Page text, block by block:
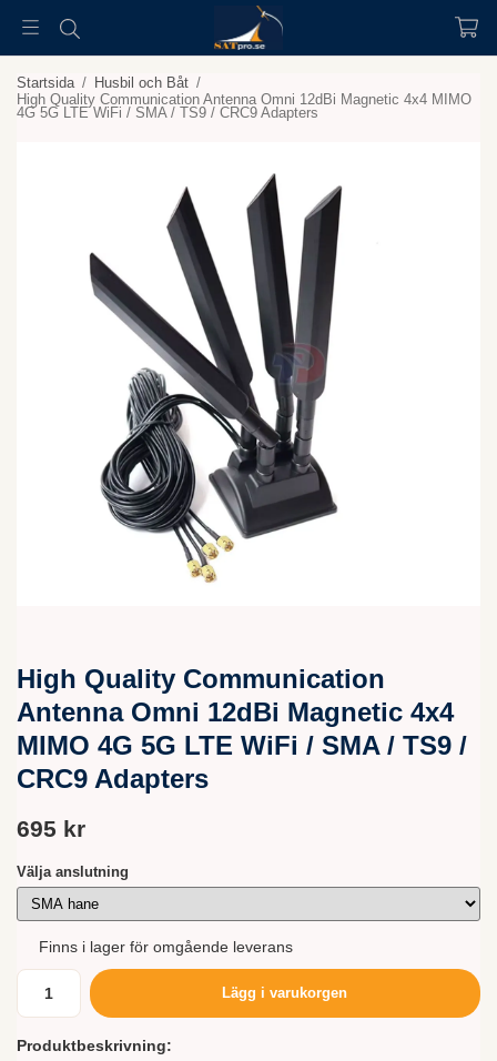
Startsida / Husbil och Båt /
High Quality Communication Antenna Omni 12dBi Magnetic 4x4 MIMO
4G 5G LTE WiFi / SMA / TS9 / CRC9 Adapters
High Quality Communication
Antenna Omni 12dBi Magnetic 4x4
MIMO 4G 5G LTE WiFi / SMA / TS9 /
CRC9 Adapters
695 kr
Välja anslutning
Finns i lager för omgående leverans
Lägg i varukorgen
Produktbeskrivning: